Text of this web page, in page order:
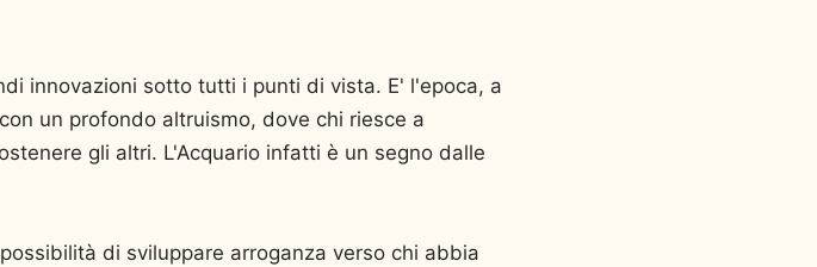
innovazioni sotto tutti i punti di vista. E' l'epoca, a
un profondo altruismo, dove chi riesce a
gli altri. L'Acquario infatti è un segno dalle
di sviluppare arroganza verso chi abbia